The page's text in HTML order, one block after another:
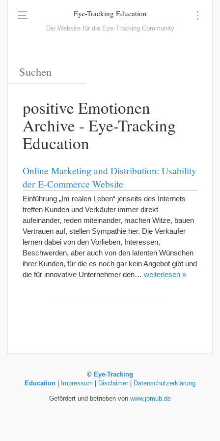
Eye-Tracking Education
Die Website für die Eye-Tracking Community
positive Emotionen
Archive - Eye-Tracking
Education
Online Marketing and Distribution: Usability
der E-Commerce Website
Einführung „Im realen Leben“ jenseits des Internets
treffen Kunden und Verkäufer immer direkt
aufeinander, reden miteinander, machen Witze, bauen
Vertrauen auf, stellen Sympathie her. Die Verkäufer
lernen dabei von den Vorlieben, Interessen,
Beschwerden, aber auch von den latenten Wünschen
ihrer Kunden, für die es noch gar kein Angebot gibt und
die für innovative Unternehmer den… weiterlesen »
© Eye-Tracking
Education
Impressum Disclaimer Datenschutzerklärung
Gefördert und betrieben von www.jbmub.de